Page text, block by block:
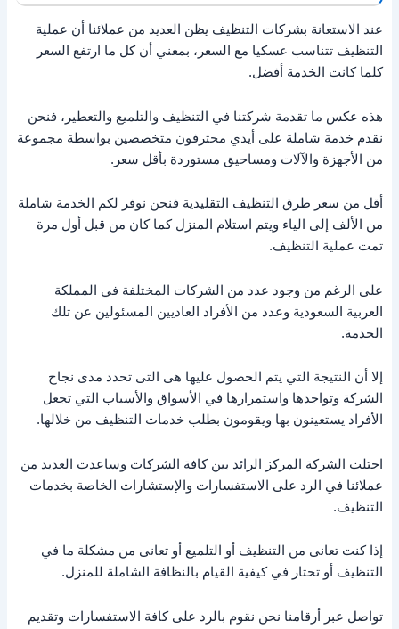
عند الاستعانة بشركات التنظيف يظن العديد من عملائنا أن عملية
التنظيف تتناسب عسكيا مع السعر، بمعني أن كل ما ارتفع السعر
كلما كانت الخدمة أفضل.
هذه عكس ما تقدمة شركتنا في التنظيف والتلميع والتعطير، فنحن
نقدم خدمة شاملة على أيدي محترفون متخصصين بواسطة مجموعة
من الأجهزة والآلات ومساحيق مستوردة بأقل سعر.
أقل من سعر طرق التنظيف التقليدية فنحن نوفر لكم الخدمة شاملة
من الألف إلى الياء ويتم استلام المنزل كما كان من قبل أول مرة
تمت عملية التنظيف.
على الرغم من وجود عدد من الشركات المختلفة في المملكة
العربية السعودية وعدد من الأفراد العاديين المسئولين عن تلك
الخدمة.
إلا أن النتيجة التي يتم الحصول عليها هى التى تحدد مدى نجاح
الشركة وتواجدها واستمرارها في الأسواق والأسباب التي تجعل
الأفراد يستعينون بها ويقومون بطلب خدمات التنظيف من خلالها.
احتلت الشركة المركز الرائد بين كافة الشركات وساعدت العديد من
عملائنا في الرد على الاستفسارات والإستشارات الخاصة بخدمات
التنظيف.
إذا كنت تعانى من التنظيف أو التلميع أو تعانى من مشكلة ما في
التنظيف أو تحتار في كيفية القيام بالنظافة الشاملة للمنزل.
تواصل عبر أرقامنا نحن نقوم بالرد على كافة الاستفسارات وتقديم